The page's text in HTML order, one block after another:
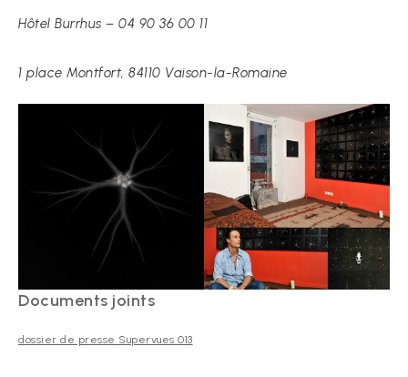
Hôtel Burrhus – 04 90 36 00 11
1 place Montfort, 84110 Vaison-la-Romaine
Documents joints
dossier de presse Supervues 013